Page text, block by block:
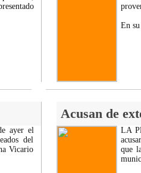
En
Acusan de
ayer el
del
Vicario
LA
que